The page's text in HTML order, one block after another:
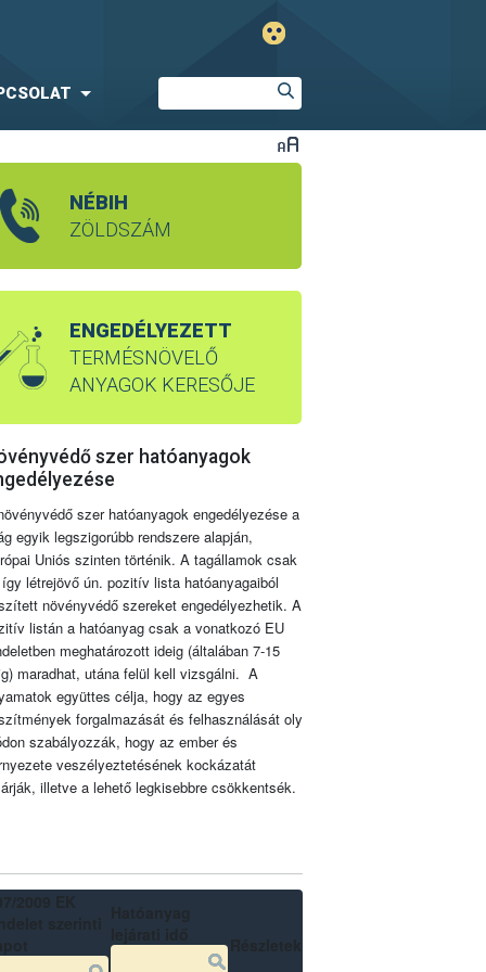
NÉBIH
ZÖLDSZÁM
ENGEDÉLYEZETT
TERMÉSNÖVELŐ
ANYAGOK KERESŐJE
szer hatóanyagok
szer hatóanyagok engedélyezése a
egyik legszigorúbb rendszere alapján,
Uniós szinten történik. A tagállamok csak
létrejövő ún. pozitív lista hatóanyagaiból
növényvédő szereket engedélyezhetik. A
listán a hatóanyag csak a vonatkozó EU
meghatározott ideig (általában 7-15
maradhat, utána felül kell vizsgálni. A
együttes célja, hogy az egyes
forgalmazását és felhasználását oly
szabályozzák, hogy az ember és
veszélyeztetésének kockázatát
illetve a lehető legkisebbre csökkentsék.